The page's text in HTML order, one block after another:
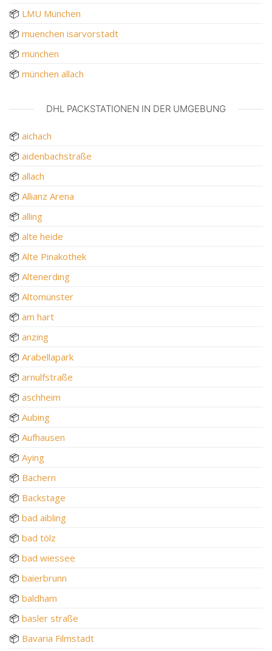
📦 LMU München
📦 muenchen isarvorstadt
📦 münchen
📦 münchen allach
DHL PACKSTATIONEN IN DER UMGEBUNG
📦 aichach
📦 aidenbachstraße
📦 allach
📦 Allianz Arena
📦 alling
📦 alte heide
📦 Alte Pinakothek
📦 Altenerding
📦 Altomünster
📦 am hart
📦 anzing
📦 Arabellapark
📦 arnulfstraße
📦 aschheim
📦 Aubing
📦 Aufhausen
📦 Aying
📦 Bachern
📦 Backstage
📦 bad aibling
📦 bad tölz
📦 bad wiessee
📦 baierbrunn
📦 baldham
📦 basler straße
📦 Bavaria Filmstadt